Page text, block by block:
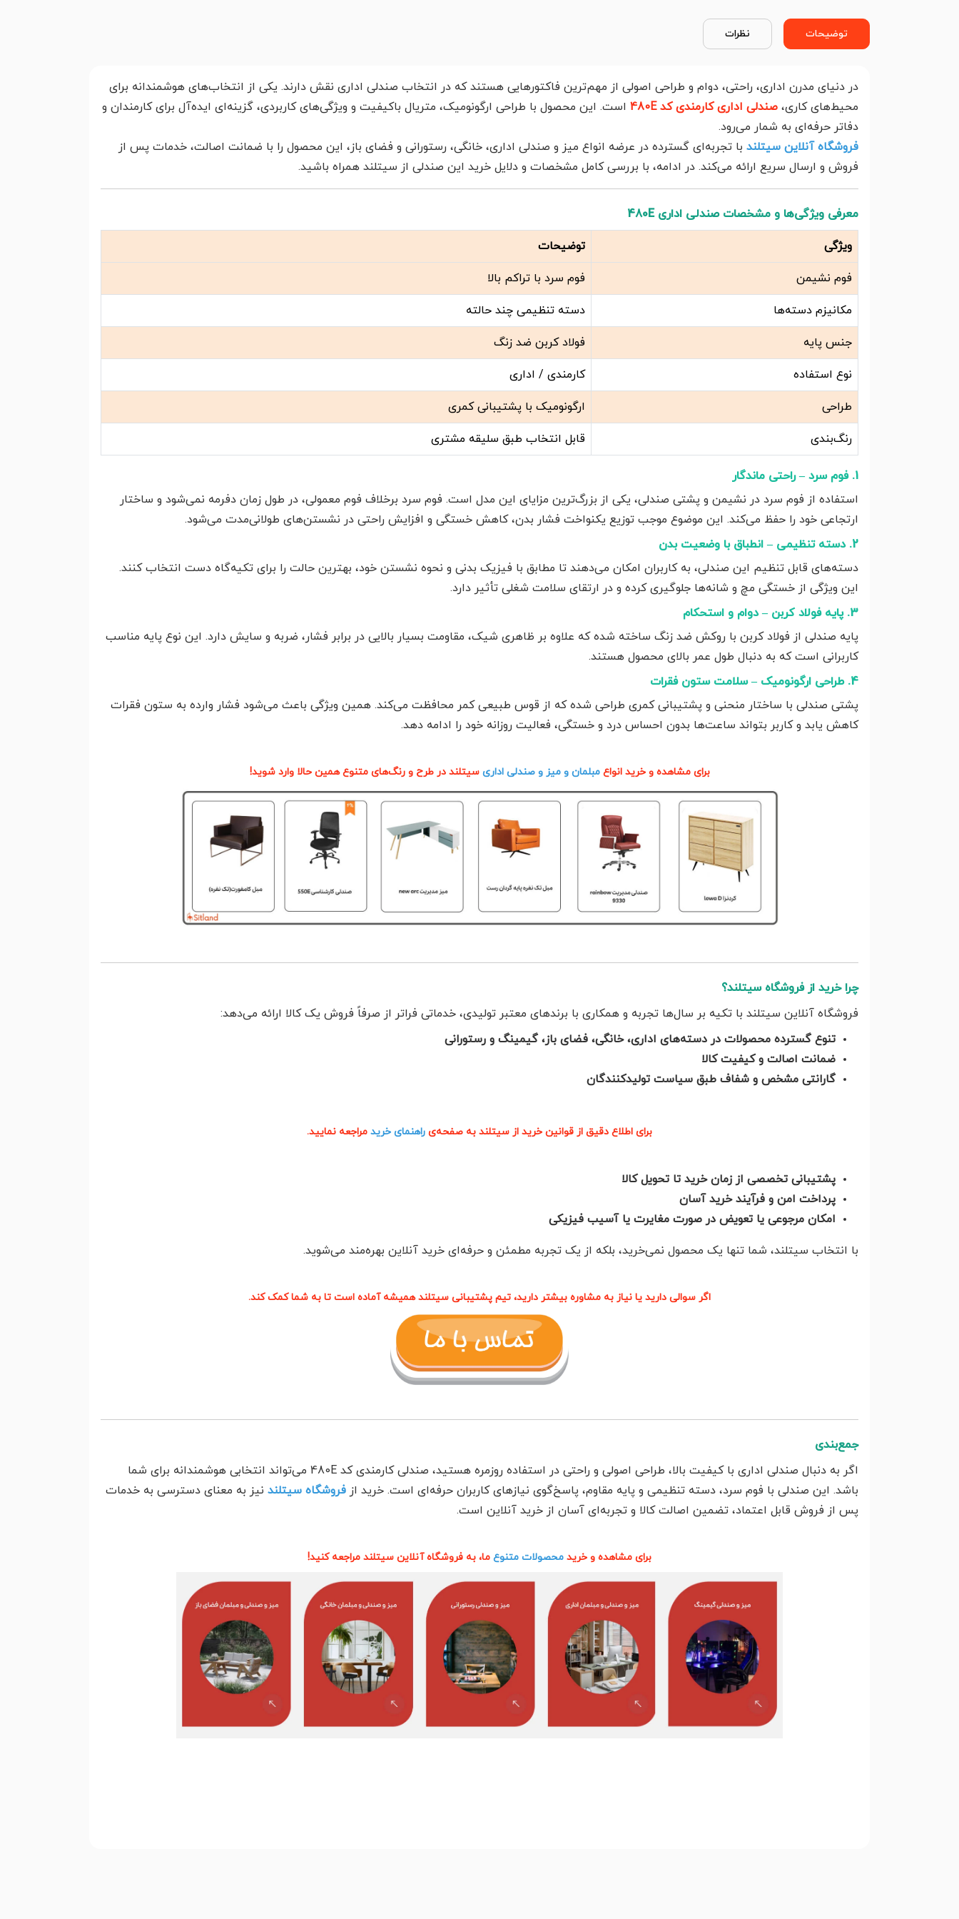
توضیحات نظرات
در دنیای مدرن اداری، راحتی، دوام و طراحی اصولی از مهم‌ترین فاکتورهایی هستند که در انتخاب صندلی اداری نقش دارند. یکی از انتخاب‌های هوشمندانه برای
محیط‌های کاری، صندلی اداری کارمندی کد 480E
است. این محصول با طراحی ارگونومیک، متریال باکیفیت و ویژگی‌های کاربردی، گزینه‌ای ایده‌آل برای کارمندان و
دفاتر حرفه‌ای به شمار می‌رود.
فروشگاه آنلاین سیتلندبا تجربه‌ای گسترده در عرضه انواع میز و صندلی اداری، خانگی، رستورانی و فضای باز، این محصول را با ضمانت اصالت، خدمات پس از
فروش و ارسال سریع ارائه می‌کند. در ادامه، با بررسی کامل مشخصات و دلایل خرید این صندلی از سیتلند همراه باشید.
معرفی ویژگی‌ها و مشخصات صندلی اداری 480E
ویژگی توضیحات
فوم نشیمن فوم سرد با تراکم بالا
مکانیزم دسته‌ها دسته تنظیمی چند حالته
جنس پایه فولاد کربن ضد زنگ
نوع استفاده کارمندی / اداری
طراحی ارگونومیک با پشتیبانی کمری
رنگ‌بندی قابل انتخاب طبق سلیقه مشتری
1. فوم سرد – راحتی ماندگار
استفاده از فوم سرد در نشیمن و پشتی صندلی، یکی از بزرگ‌ترین مزایای این مدل است. فوم سرد برخلاف فوم معمولی، در طول زمان دفرمه نمی‌شود و ساختار
ارتجاعی خود را حفظ می‌کند. این موضوع موجب توزیع یکنواخت فشار بدن، کاهش خستگی و افزایش راحتی در نشستن‌های طولانی‌مدت می‌شود.
2. دسته تنظیمی – انطباق با وضعیت بدن
دسته‌های قابل تنظیم این صندلی، به کاربران امکان می‌دهند تا مطابق با فیزیک بدنی و نحوه نشستن خود، بهترین حالت را برای تکیه‌گاه دست انتخاب کنند.
این ویژگی از خستگی مچ و شانه‌ها جلوگیری کرده و در ارتقای سلامت شغلی تأثیر دارد.
3. پایه فولاد کربن – دوام و استحکام
پایه صندلی از فولاد کربن با روکش ضد زنگ ساخته شده که علاوه بر ظاهری شیک، مقاومت بسیار بالایی در برابر فشار، ضربه و سایش دارد. این نوع پایه مناسب
کاربرانی است که به دنبال طول عمر بالای محصول هستند.
4. طراحی ارگونومیک – سلامت ستون فقرات
پشتی صندلی با ساختار منحنی و پشتیبانی کمری طراحی شده که از قوس طبیعی کمر محافظت می‌کند. همین ویژگی باعث می‌شود فشار وارده به ستون فقرات
کاهش یابد و کاربر بتواند ساعت‌ها بدون احساس درد و خستگی، فعالیت روزانه خود را ادامه دهد.
برای مشاهده و خرید انواعمبلمان و میز و صندلی اداری سیتلند در طرح و رنگ‌های متنوع همین حالا وارد شوید!
چرا خرید از فروشگاه سیتلند؟
فروشگاه آنلاین سیتلند با تکیه بر سال‌ها تجربه و همکاری با برندهای معتبر تولیدی، خدماتی فراتر از صرفاً فروش یک کالا ارائه می‌دهد:
تنوع گسترده محصولات در دسته‌های اداری، خانگی، فضای باز، گیمینگ و رستورانی
ضمانت اصالت و کیفیت کالا
گارانتی مشخص و شفاف طبق سیاست تولیدکنندگان
برای اطلاع دقیق از قوانین خرید از سیتلند به صفحه‌ی راهنمای خرید مراجعه نمایید.
پشتیبانی تخصصی از زمان خرید تا تحویل کالا
پرداخت امن و فرآیند خرید آسان
امکان مرجوعی یا تعویض در صورت مغایرت یا آسیب فیزیکی
با انتخاب سیتلند، شما تنها یک محصول نمی‌خرید، بلکه از یک تجربه مطمئن و حرفه‌ای خرید آنلاین بهره‌مند می‌شوید.
اگر سوالی دارید یا نیاز به مشاوره بیشتر دارید، تیم پشتیبانی سیتلند همیشه آماده است تا به شما کمک کند.
جمع‌بندی
اگر به دنبال صندلی اداری با کیفیت بالا، طراحی اصولی و راحتی در استفاده روزمره هستید، صندلی کارمندی کد 480E می‌تواند انتخابی هوشمندانه برای شما
باشد. این صندلی با فوم سرد، دسته تنظیمی و پایه مقاوم، پاسخ‌گوی نیازهای کاربران حرفه‌ای است. خرید از فروشگاه سیتلندنیز به معنای دسترسی به خدمات
پس از فروش قابل اعتماد، تضمین اصالت کالا و تجربه‌ای آسان از خرید آنلاین است.
برای مشاهده و خرید محصولات متنوع ما، به فروشگاه آنلاین سیتلند مراجعه کنید!